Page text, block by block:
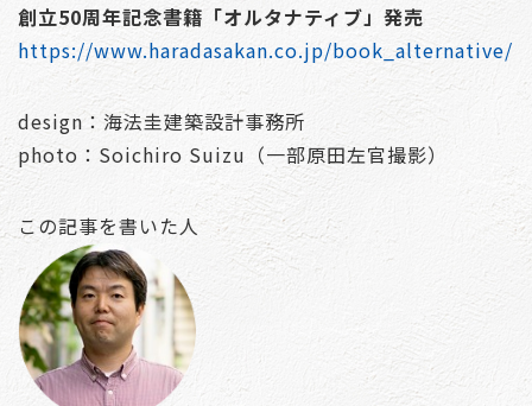
創立50周年記念書籍「オルタナティブ」発売
https://www.haradasakan.co.jp/book_alternative/
design：海法圭建築設計事務所
photo：Soichiro Suizu（一部原田左官撮影）
この記事を書いた人